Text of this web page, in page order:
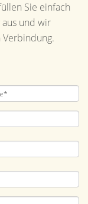
Sie einfach
und wir